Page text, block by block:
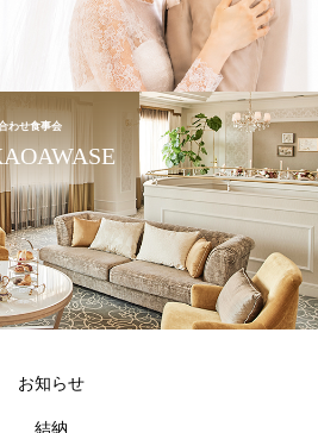
わせ食事会
お知らせ
結納